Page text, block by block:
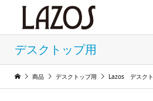
デスクトップ用
商品 デスクトップ用 Lazos デスクト